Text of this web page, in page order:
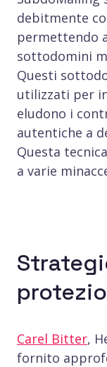
debitmente
permettendo
sottodomini
Questi
utilizzati per
eludono i
autentiche a
Questa
a varie
Carel Bitter,
fornito